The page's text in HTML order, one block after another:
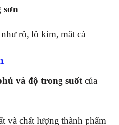
sơn
rỗ, lỗ kim, mắt cá
và độ trong suốtcủa
và chất lượng thành phẩm